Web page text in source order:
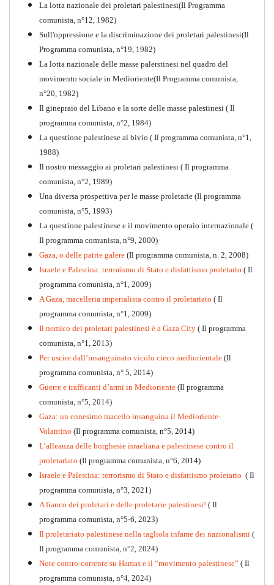
1917-2017 Ieri Oggi Domani
PDF Quaderno n°9
Per la difesa intransigente
La lotta nazionale dei proletari palestinesi(Il Programma
comunista, n°12, 1982)
Sull'oppressione e la discriminazione dei proletari palestinesi(Il
Programma comunista, n°19, 1982)
La lotta nazionale delle masse palerstinesi nel quadro del
movimento sociale in Medioriente(Il Programma comunista,
n°20, 1982)
Il ginepraio del Libano e la sorte delle masse palestinesi ( Il
programma comunista, n°2, 1984)
La questione palestinese al bivio ( Il programma comunista, n°1,
1988)
Il nostro messaggio ai proletari palestinesi ( Il programma
comunista, n°2, 1989)
Una diversa prospettiva per le masse proletarie (Il programma
comunista, n°5, 1993)
La questione palestinese e il movimento operaio internazionale (
Il programma comunista, n°9, 2000)
Gaza, o delle patrie galere (Il programma comunista, n. 2, 2008)
Israele e Palestina: terrorismo di Stato e disfattismo proletario ( Il
programma comunista, n°1, 2009)
A Gaza, macelleria imperialista contro il proletariato ( Il
programma comunista, n°1, 2009)
Il nemico dei proletari palestinesi è a Gaza City ( Il programma
comunista, n°1, 2013)
Per uscire dall’insanguinato vicolo cieco mediorientale (Il
programma comunista, n° 5, 2014)
Guerre e trafficanti d’armi in Medioriente (Il programma
comunista, n°5, 2014)
Gaza: un ennesimo macello insanguina il Medioriente-
Volantino (Il programma comunista, n°5, 2014)
L’alleanza delle borghesie israeliana e palestinese contro il
proletariato (Il programma comunista, n°6, 2014)
Israele e Palestina: terrorismo di Stato e disfattismo proletario ( Il
programma comunista, n°3, 2021)
A fianco dei proletari e delle proletarie palestinesi! ( Il
programma comunista, n°5-6, 2023)
Il proletariato palestinese nella tagliola infame dei nazionalismi (
Il programma comunista, n°2, 2024)
Note contro-corrente su Hamas e il “movimento palestinese” ( Il
programma comunista, n°4, 2024)